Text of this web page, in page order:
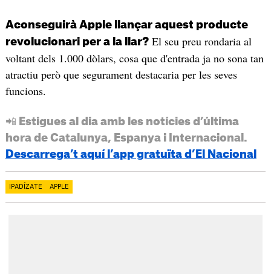
Aconseguirà Apple llançar aquest producte
revolucionari per a la llar?El seu preu rondaria al
voltant dels 1.000 dòlars, cosa que d'entrada ja no sona tan
atractiu però que segurament destacaria per les seves
funcions.
📲 Estigues al dia amb les notícies d’última
hora de Catalunya, Espanya i Internacional.
Descarrega’t aquí l’app gratuïta d’El Nacional
IPADÍZATE APPLE